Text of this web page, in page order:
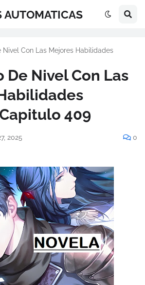
AUTOMATICAS
Nivel Con Las Mejores Habilidades
De Nivel Con Las
409
2025 0